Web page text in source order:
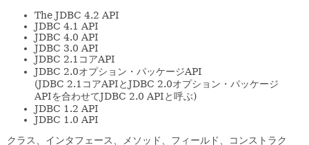
The JDBC 4.2 API
JDBC 4.1 API
JDBC 4.0 API
JDBC 3.0 API
JDBC 2.1コアAPI
JDBC 2.0オプション・パッケージAPI
(JDBC 2.1コアAPIとJDBC 2.0オプション・パッケージ
APIを合わせてJDBC 2.0 APIと呼ぶ)
JDBC 1.2 API
JDBC 1.0 API
クラス、インタフェース、メソッド、フィールド、コンストラク